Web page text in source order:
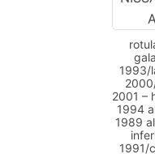
1993/
2001 –
1994
1989
1991/